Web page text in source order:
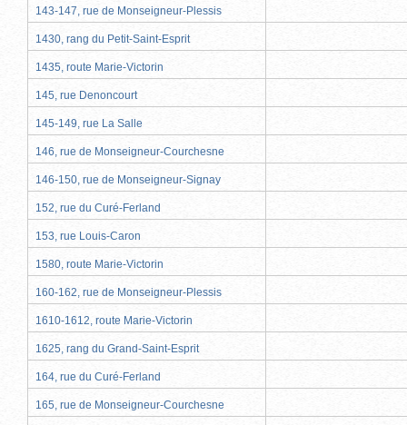
143-147, rue de Monseigneur-Plessis
1430, rang du Petit-Saint-Esprit
1435, route Marie-Victorin
145, rue Denoncourt
145-149, rue La Salle
146, rue de Monseigneur-Courchesne
146-150, rue de Monseigneur-Signay
152, rue du Curé-Ferland
153, rue Louis-Caron
1580, route Marie-Victorin
160-162, rue de Monseigneur-Plessis
1610-1612, route Marie-Victorin
1625, rang du Grand-Saint-Esprit
164, rue du Curé-Ferland
165, rue de Monseigneur-Courchesne